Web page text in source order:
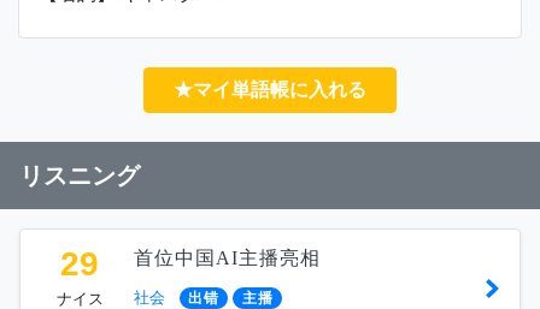
★マイ単語帳に入れる
リスニング
29
ナイス
首位中国AI主播亮相
社会 出错 主播